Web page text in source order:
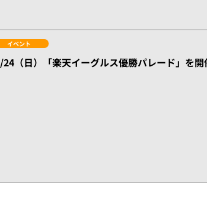
イベント
（日）「楽天イーグルス優勝パレード」を開